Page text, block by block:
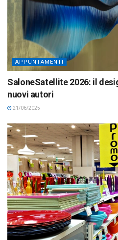
APPUNTAMENTI
SaloneSatellite 2026: il
nuovi autori
21/06/2025